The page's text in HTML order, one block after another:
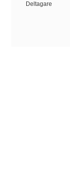
Deltagare